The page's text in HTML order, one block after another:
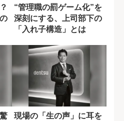
“管理職の罰ゲーム化”を
深刻にする、上司部下の
「入れ子構造」とは
現場の「生の声」に耳を